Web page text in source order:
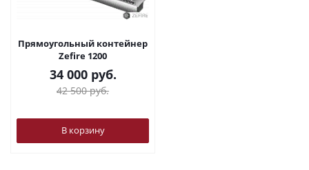
Прямоугольный контейнер
Zefire 1200
34 000руб.
42 500руб.
В корзину